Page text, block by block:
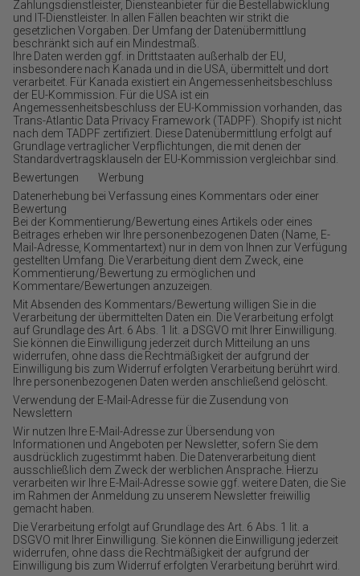
Zahlungsdienstleister, Diensteanbieter für die Bestellabwicklung
und IT-Dienstleister. In allen Fällen beachten wir strikt die
gesetzlichen Vorgaben. Der Umfang der Datenübermittlung
beschränkt sich auf ein Mindestmaß.
Ihre Daten werden ggf. in Drittstaaten außerhalb der EU,
insbesondere nach Kanada und in die USA, übermittelt und dort
verarbeitet. Für Kanada existiert ein Angemessenheitsbeschluss
der EU-Kommission. Für die USA ist ein
Angemessenheitsbeschluss der EU-Kommission vorhanden, das
Trans-Atlantic Data Privacy Framework (TADPF). Shopify ist nicht
nach dem TADPF zertifiziert. Diese Datenübermittlung erfolgt auf
Grundlage vertraglicher Verpflichtungen, die mit denen der
Standardvertragsklauseln der EU-Kommission vergleichbar sind.
Bewertungen Werbung
Datenerhebung bei Verfassung eines Kommentars oder einer
Bewertung
Bei der Kommentierung/Bewertung eines Artikels oder eines
Beitrages erheben wir Ihre personenbezogenen Daten (Name, E-
Mail-Adresse, Kommentartext) nur in dem von Ihnen zur Verfügung
gestellten Umfang. Die Verarbeitung dient dem Zweck, eine
Kommentierung/Bewertung zu ermöglichen und
Kommentare/Bewertungen anzuzeigen.
Mit Absenden des Kommentars/Bewertung willigen Sie in die
Verarbeitung der übermittelten Daten ein. Die Verarbeitung erfolgt
auf Grundlage des Art. 6 Abs. 1 lit. a DSGVO mit Ihrer Einwilligung.
Sie können die Einwilligung jederzeit durch Mitteilung an uns
widerrufen, ohne dass die Rechtmäßigkeit der aufgrund der
Einwilligung bis zum Widerruf erfolgten Verarbeitung berührt wird.
Ihre personenbezogenen Daten werden anschließend gelöscht.
Verwendung der E-Mail-Adresse für die Zusendung von
Newslettern
Wir nutzen Ihre E-Mail-Adresse zur Übersendung von
Informationen und Angeboten per Newsletter, sofern Sie dem
ausdrücklich zugestimmt haben. Die Datenverarbeitung dient
ausschließlich dem Zweck der werblichen Ansprache. Hierzu
verarbeiten wir Ihre E-Mail-Adresse sowie ggf. weitere Daten, die Sie
im Rahmen der Anmeldung zu unserem Newsletter freiwillig
gemacht haben.
Die Verarbeitung erfolgt auf Grundlage des Art. 6 Abs. 1 lit. a
DSGVO mit Ihrer Einwilligung. Sie können die Einwilligung jederzeit
widerrufen, ohne dass die Rechtmäßigkeit der aufgrund der
Einwilligung bis zum Widerruf erfolgten Verarbeitung berührt wird.